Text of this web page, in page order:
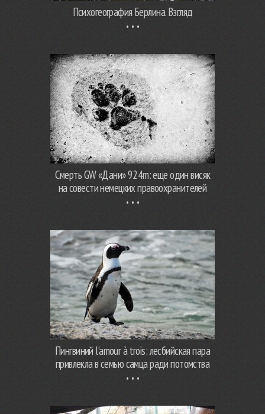
Психогеография Берлина. Взгляд
Смерть GW «Дани» 924m: еще один висяк
на совести немецких правоохранителей
Пингвиний l’amour à trois: лесбийская пара
привлекла в семью самца ради потомства